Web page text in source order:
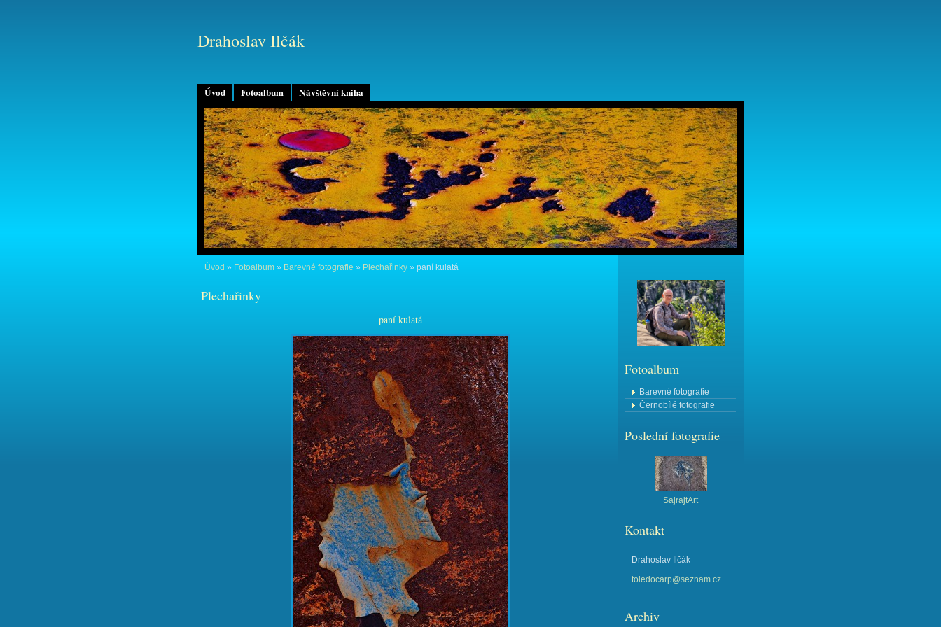
Úvod Fotoalbum Návštěvní kniha
Drahoslav Ilčák
Úvod » Fotoalbum » Barevné fotografie » Plechařinky » paní kulatá
Plechařinky
paní kulatá
Fotoalbum
Barevné fotografie
Černobílé fotografie
Poslední fotografie
SajrajtArt
Kontakt
Drahoslav Ilčák
toledocarp@seznam.cz
Archiv